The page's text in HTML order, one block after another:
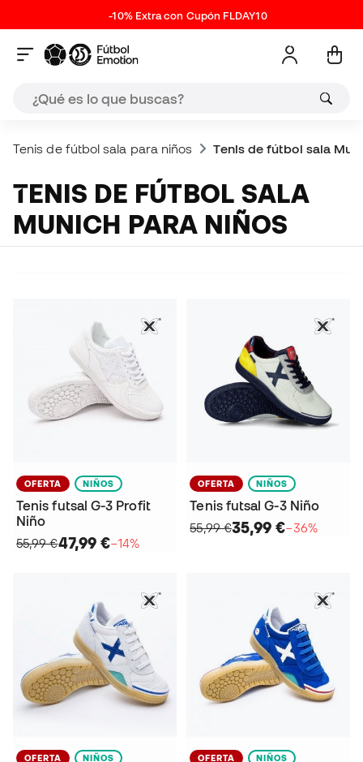
-10% Extra con Cupón FLDAY10
Tenis de fútbol sala para niños Tenis de fútbol sala
TENIS DE FÚTBOL SALA
MUNICH PARA NIÑOS
OFERTA NIÑOS
Tenis futsal G-3 Profit
Niño
55,99 €47,99 €−14%
OFERTA NIÑOS
Tenis futsal G-3 Niño
55,99 €35,99 €−36%
OFERTA NIÑOS OFERTA NIÑOS